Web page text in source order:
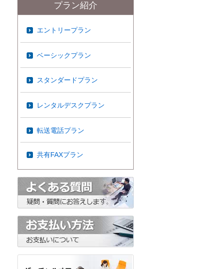
プラン紹介
エントリープラン
ベーシックプラン
スタンダードプラン
レンタルデスクプラン
転送電話プラン
共有FAXプラン